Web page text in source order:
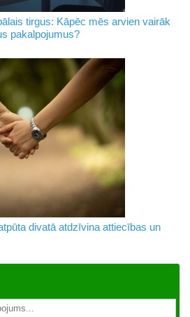
tirgus: Kāpēc mēs arvien vairāk
pakalpojumus?
divatā atdzīvina attiecības un